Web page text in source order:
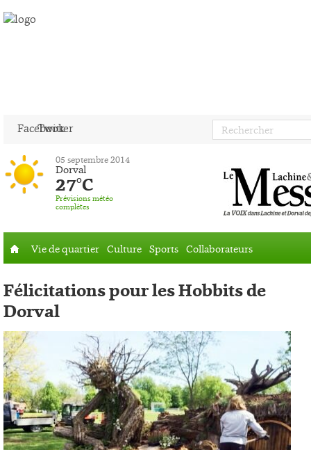
Facebook
Twitter
05 septembre 2014
Dorval
27°C
Prévisions météo
complètes
Vie de quartier Culture Sports Collaborateurs
Félicitations pour les Hobbits de
Dorval